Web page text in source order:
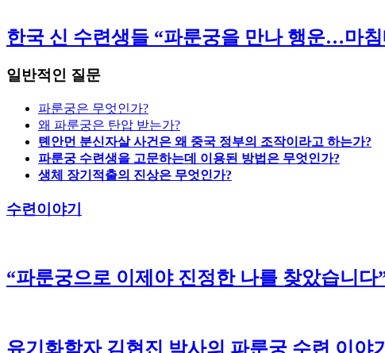
한국 신 수련생들 “파룬궁을 만나 행운…마
일반적인 질문
파룬궁은 무엇인가?
왜 파룬궁은 탄압 받는가?
톈안먼 분신자살 사건은 왜 중국 정부의 조작이라고 하는가?
파룬궁 수련생을 고문하는데 이용된 방법은 무엇인가?
생체 장기적출의 진상은 무엇인가?
수련이야기
“파룬궁으로 이제야 진정한 나를 찾았습니다
유기화학자 김현진 박사의 파룬궁 수련 이야기